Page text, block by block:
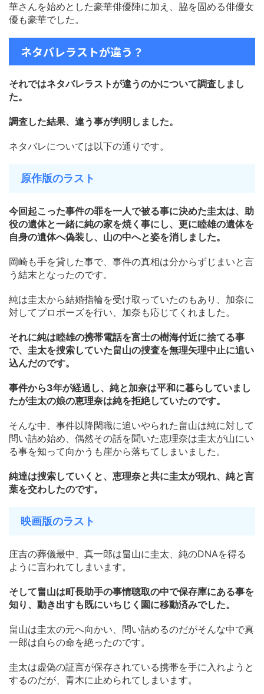
華さんを始めとした豪華俳優陣に加え、脇を固める俳優女
優も豪華でした。
ネタバレラストが違う？
それではネタバレラストが違うのかについて調査しまし
た。
調査した結果、違う事が判明しました。
ネタバレについては以下の通りです。
原作版のラスト
今回起こった事件の罪を一人で被る事に決めた圭太は、助
役の遺体と一緒に純の家を焼く事にし、更に睦雄の遺体を
自身の遺体へ偽装し、山の中へと姿を消しました。
岡崎も手を貸した事で、事件の真相は分からずじまいと言
う結末となったのです。
純は圭太から結婚指輪を受け取っていたのもあり、加奈に
対してプロポーズを行い、加奈も応じてくれました。
それに純は睦雄の携帯電話を富士の樹海付近に捨てる事
で、圭太を捜索していた畠山の捜査を無理矢理中止に追い
込んだのです。
事件から3年が経過し、純と加奈は平和に暮らしていまし
たが圭太の娘の恵理奈は純を拒絶していたのです。
そんな中、事件以降閑職に追いやられた畠山は純に対して
問い詰め始め、偶然その話を聞いた恵理奈は圭太が山にい
る事を知って向かうも崖から落ちてしまいました。
純達は捜索していくと、恵理奈と共に圭太が現れ、純と言
葉を交わしたのです。
映画版のラスト
庄吉の葬儀最中、真一郎は畠山に圭太、純のDNAを得る
ように言われてしまいます。
そして畠山は町長助手の事情聴取の中で保存庫にある事を
知り、動き出すも既にいちじく園に移動済みでした。
畠山は圭太の元へ向かい、問い詰めるのだがそんな中で真
一郎は自らの命を絶ったのです。
圭太は虚偽の証言が保存されている携帯を手に入れようと
するのだが、青木に止められてしまいます。